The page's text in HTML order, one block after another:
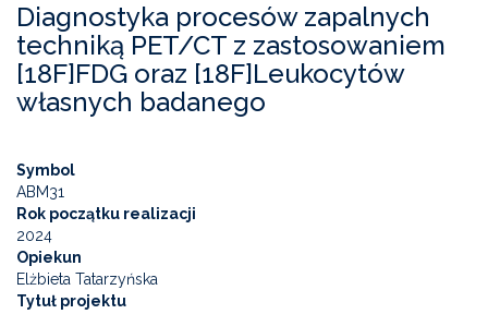
Diagnostyka procesów zapalnych
techniką PET/CT z zastosowaniem
[18F]FDG oraz [18F]Leukocytów
własnych badanego
Symbol
ABM31
Rok początku realizacji
2024
Opiekun
Elżbieta Tatarzyńska
Tytuł projektu